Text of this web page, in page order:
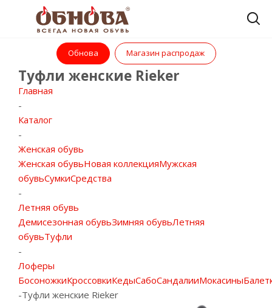
Обнова Магазин распродаж
Туфли женские Rieker
Главная
-
Каталог
-
Женская обувь
Женская обувьНовая коллекцияМужская
обувьСумкиСредства
-
Летняя обувь
Демисезонная обувьЗимняя обувьЛетняя
обувьТуфли
-
Лоферы
БосоножкиКроссовкиКедыСабоСандалииМокасины
-Туфли женские Rieker